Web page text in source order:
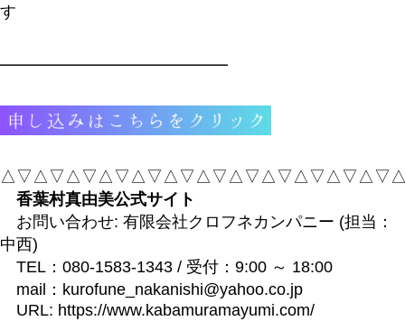
す
━━━━━━━━━━━━━━
香葉村真由美公式サイト
お問い合わせ: 有限会社クロフネカンパニー (担当：
中西)
TEL： 080-1583-1343 / 受付：9:00 ～ 18:00
mail： kurofune_nakanishi@yahoo.co.jp
URL: https://www.kabamuramayumi.com/